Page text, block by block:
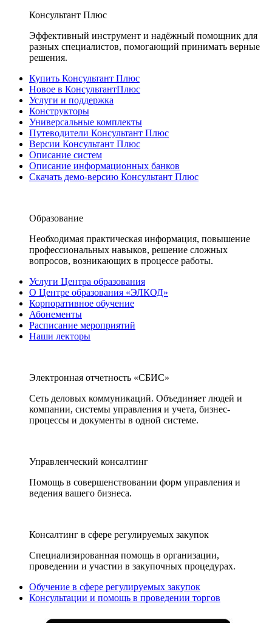
Консультант Плюс
Эффективный инструмент и надёжный помощник для
разных специалистов, помогающий принимать верные
решения.
Купить Консультант Плюс
Новое в КонсультантПлюс
Услуги и поддержка
Конструкторы
Универсальные комплекты
Путеводители Консультант Плюс
Версии Консультант Плюс
Описание систем
Описание информационных банков
Скачать демо-версию Консультант Плюс
Образование
Необходимая практическая информация, повышение
профессиональных навыков, решение сложных
вопросов, возникающих в процессе работы.
Услуги Центра образования
О Центре образования «ЭЛКОД»
Корпоративное обучение
Абонементы
Расписание мероприятий
Наши лекторы
Электронная отчетность «СБИС»
Сеть деловых коммуникаций. Объединяет людей и
компании, системы управления и учета, бизнес-
процессы и документы в одной системе.
Управленческий консалтинг
Помощь в совершенствовании форм управления и
ведения вашего бизнеса.
Консалтинг в сфере регулируемых закупок
Специализированная помощь в организации,
проведении и участии в закупочных процедурах.
Обучение в сфере регулируемых закупок
Консультации и помощь в проведении торгов